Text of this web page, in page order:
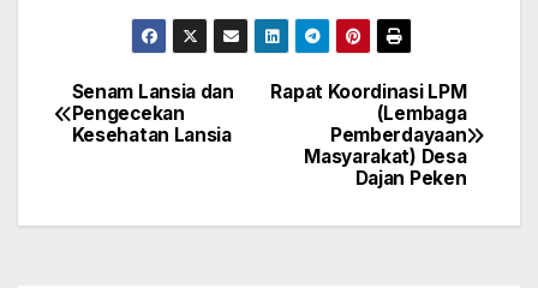
Navigasi
pos
Rapat Koordinasi LPM
(Lembaga
Pemberdayaan
Masyarakat) Desa
Dajan Peken
Senam Lansia dan
Pengecekan
Kesehatan Lansia